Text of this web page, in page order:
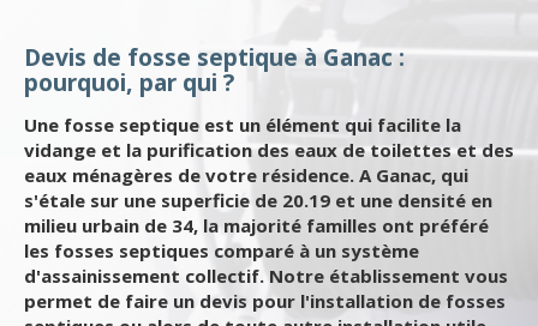
Devis de fosse septique à Ganac :
pourquoi, par qui ?
Une fosse septique est un élément qui facilite la
vidange et la purification des eaux de toilettes et des
eaux ménagères de votre résidence. A Ganac, qui
s'étale sur une superficie de 20.19 et une densité en
milieu urbain de 34, la majorité familles ont préféré
les fosses septiques comparé à un système
d'assainissement collectif. Notre établissement vous
permet de faire un devis pour l'installation de fosses